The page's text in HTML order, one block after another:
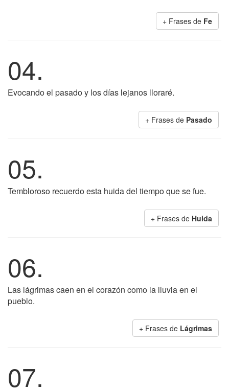
+ Frases de Fe
04.
Evocando el pasado y los días lejanos lloraré.
+ Frases de Pasado
05.
Tembloroso recuerdo esta huida del tiempo que se fue.
+ Frases de Huida
06.
Las lágrimas caen en el corazón como la lluvia en el
pueblo.
+ Frases de Lágrimas
07.